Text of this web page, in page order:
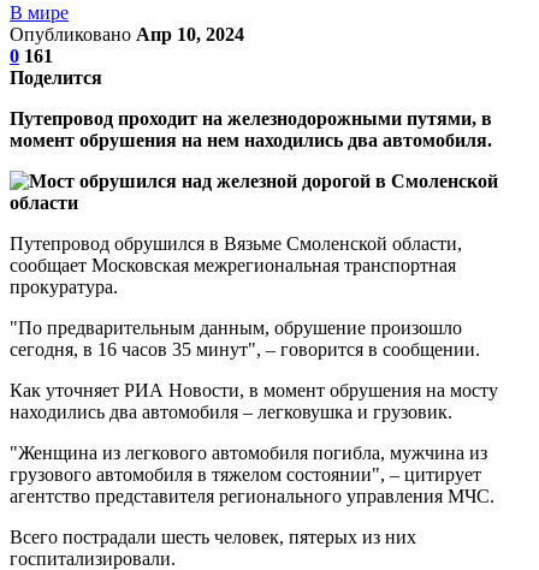
В мире
Опубликовано Апр 10, 2024
0 161
Поделится
Путепровод проходит на железнодорожными путями, в
момент обрушения на нем находились два автомобиля.
Путепровод обрушился в Вязьме Смоленской области,
сообщает Московская межрегиональная транспортная
прокуратура.
"По предварительным данным, обрушение произошло
сегодня, в 16 часов 35 минут", – говорится в сообщении.
Как уточняет РИА Новости, в момент обрушения на мосту
находились два автомобиля – легковушка и грузовик.
"Женщина из легкового автомобиля погибла, мужчина из
грузового автомобиля в тяжелом состоянии", – цитирует
агентство представителя регионального управления МЧС.
Всего пострадали шесть человек, пятерых из них
госпитализировали.